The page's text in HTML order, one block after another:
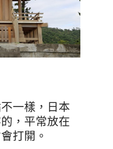
一樣，日本
，平常放在
打開。